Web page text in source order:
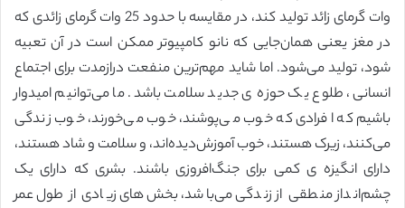
وات گرمای زائد تولید کند، در مقایسه با حدود 25 وات گرمای زائدی که
در مغز یعنی همان‌جایی که نانو کامپیوتر ممکن است در آن تعبیه
شود، تولید می‌شود. اما شاید مهم‌ترین منفعت درازمدت برای اجتماع
انسانی، طلوع یک حوزه ی جدید سلامت باشد. ما می‌توانیم امیدوار
باشیم که افرادی که خوب می‌پوشند، خوب می‌خورند، خوب زندگی
می‌کنند، زیرک هستند، خوب آموزش‌دیده‌اند، و سلامت و شاد هستند،
دارای انگیزه ی کمی برای جنگ‌افروزی باشند. بشری که دارای یک
چشم‌انداز منطقی از زندگی می‌باشد، بخش‌های زیادی از طول عمر